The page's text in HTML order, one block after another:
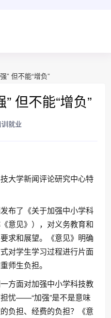
” 但不能“增负”
但不能“增负”
就业
大学新闻评论研究中心特
布了《关于加强中小学科
意见》），对义务教育和
求和展望。《意见》明确
对学生学习过程进行片面
师生负担。
方面对加强中小学科技教
忧——“加强”是不是意味
负担、经费的负担？《意